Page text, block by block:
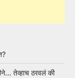
तेव्हाच ठरवलं की